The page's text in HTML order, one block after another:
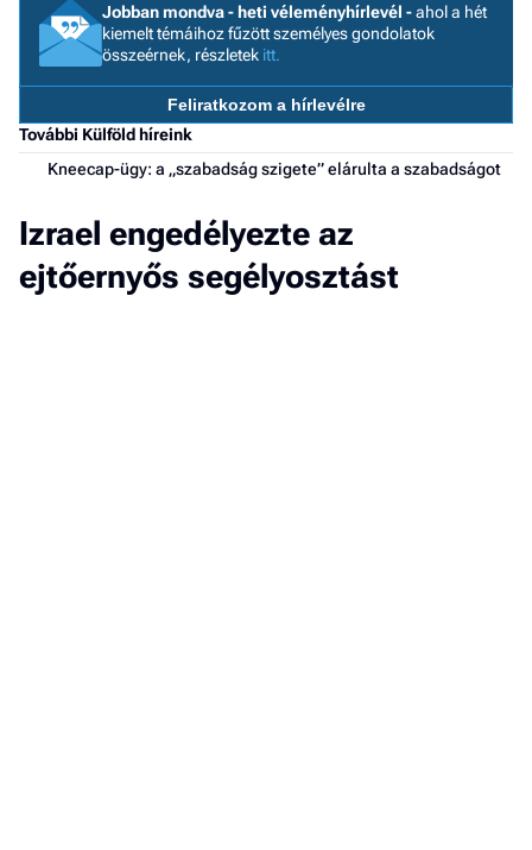
Jobban mondva - heti véleményhírlevél -ahol a hét
kiemelt témáihoz fűzött személyes gondolatok
összeérnek, részletek itt.
Feliratkozom a hírlevélre
További Külföld híreink
Kneecap-ügy: a „szabadság szigete” elárulta a szabadságot
Izrael engedélyezte az
ejtőernyős segélyosztást